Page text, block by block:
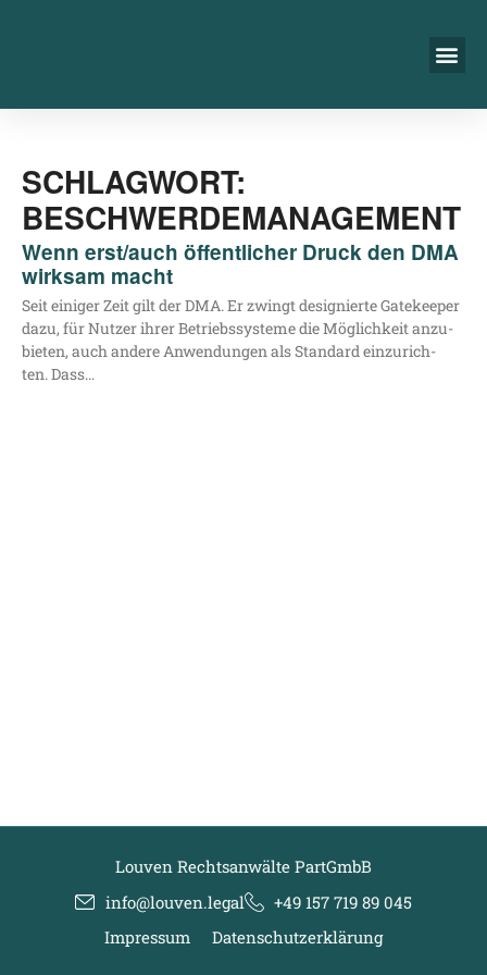
SCHLAGWORT:
BESCHWERDEMANAGEMENT
Wenn erst/​auch öffentlicher Druck den DMA
wirksam macht
Seit eini­ger Zeit gilt der DMA. Er zwingt desi­gnier­te Gate­kee­per
dazu, für Nut­zer ihrer Betriebs­sys­te­me die Mög­lich­keit anzu­
bie­ten, auch ande­re Anwen­dun­gen als Stan­dard ein­zu­rich­
ten. Dass…
Louven Rechtsanwälte PartGmbB
info@louven.legal
+49 157 719 89 045
Impressum
Datenschutzerklärung